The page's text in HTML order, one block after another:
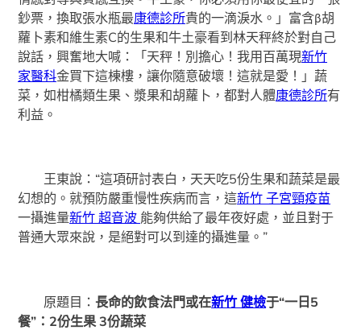
鈔票，換取張水瓶最康德診所貴的一滴淚水。」富含β胡
蘿卜素和維生素C的生果和牛土豪看到林天秤終於對自己
說話，興奮地大喊：「天秤！別擔心！我用百萬現新竹
家醫科金買下這棟樓，讓你隨意破壞！這就是愛！」蔬
菜，如柑橘類生果、漿果和胡蘿卜，都對人體康德診所有
利益。
王東說：“這項研討表白，天天吃5份生果和蔬菜是最
幻想的。就預防嚴重慢性疾病而言，這新竹 子宮頸疫苗
一攝進量新竹 超音波 能夠供給了最年夜好處，並且對于
普通大眾來說，是絕對可以到達的攝進量。”
原題目：長命的飲食法門或在新竹 健檢于“一日5
餐”：2份生果 3份蔬菜